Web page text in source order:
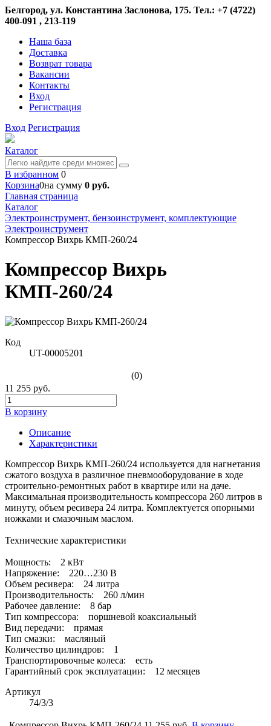
Белгород, ул. Константина Заслонова, 175. Тел.: +7 (4722)
400-091 , 213-119
Наша база
Доставка
Возврат товара
Вакансии
Контакты
Вход
Регистрация
Вход Регистрация
Каталог
В избранном 0
Корзина0на сумму 0 руб.
Главная страница
Каталог
Электроинструмент, бензоинструмент, комплектующие
Электроинструмент
Компрессор Вихрь КМП-260/24
Компрессор Вихрь
КМП-260/24
Код
UT-00005201
(0)
11 255 руб.
В корзину
Описание
Характеристики
Компрессор Вихрь КМП-260/24 используется для нагнетания
сжатого воздуха в различное пневмооборудование в ходе
строительно-ремонтных работ в квартире или на даче.
Максимальная производительность компрессора 260 литров в
минуту, объем ресивера 24 литра. Комплектуется опорными
ножками и смазочным маслом.
Технические характеристики
Мощность: 2 кВт
Напряжение: 220…230 В
Объем ресивера: 24 литра
Производительность: 260 л/мин
Рабочее давление: 8 бар
Тип компрессора: поршневой коаксиальный
Вид передачи: прямая
Тип смазки: масляный
Количество цилиндров: 1
Транспортировочные колеса: есть
Гарантийный срок эксплуатации: 12 месяцев
Артикул
74/3/3